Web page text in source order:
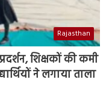
Rajasthan
शिक्षकों की कमी
ने लगाया ताला